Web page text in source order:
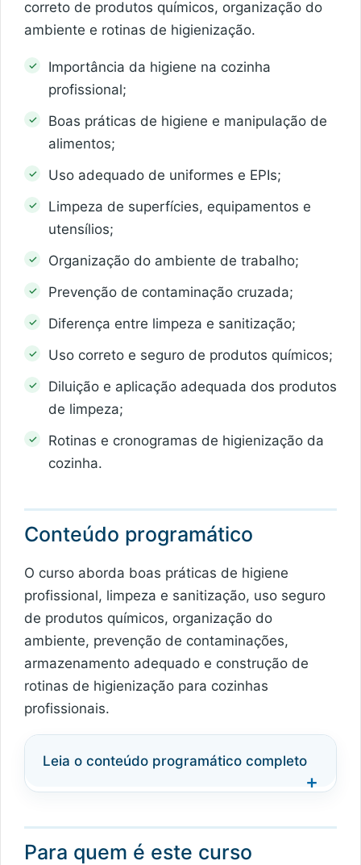
correto de produtos químicos, organização do
ambiente e rotinas de higienização.
Importância da higiene na cozinha
profissional;
Boas práticas de higiene e manipulação de
alimentos;
Uso adequado de uniformes e EPIs;
Limpeza de superfícies, equipamentos e
utensílios;
Organização do ambiente de trabalho;
Prevenção de contaminação cruzada;
Diferença entre limpeza e sanitização;
Uso correto e seguro de produtos químicos;
Diluição e aplicação adequada dos produtos
de limpeza;
Rotinas e cronogramas de higienização da
cozinha.
Conteúdo programático
O curso aborda boas práticas de higiene
profissional, limpeza e sanitização, uso seguro
de produtos químicos, organização do
ambiente, prevenção de contaminações,
armazenamento adequado e construção de
rotinas de higienização para cozinhas
profissionais.
Leia o conteúdo programático completo
Para quem é este curso